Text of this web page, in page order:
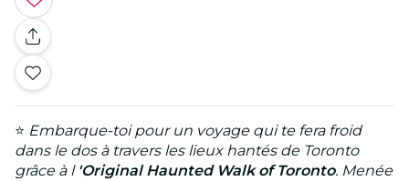
⭐ Embarque-toi pour un voyage qui te fera froid
dans le dos à travers les lieux hantés de Toronto
grâce à l 'Original Haunted Walk of Toronto. Menée